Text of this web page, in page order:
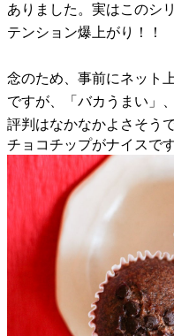
ありました。実はこのシ
テンション爆上がり！！
念のため、事前にネット
ですが、「バカうまい」
評判はなかなかよさそうで
チョコチップがナイスです